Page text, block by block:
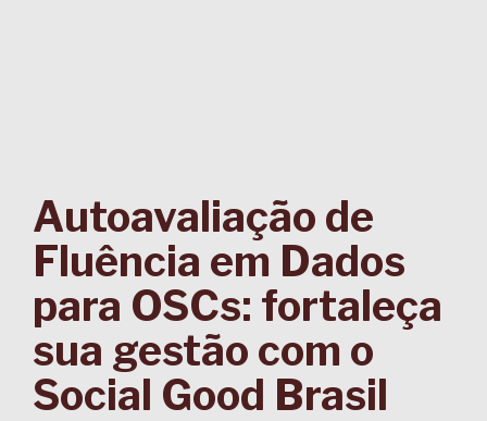
Autoavaliação de
Fluência em Dados
para OSCs: fortaleça
sua gestão com o
Social Good Brasil